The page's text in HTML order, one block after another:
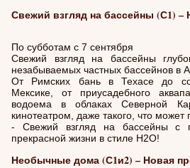
Свежий взгляд на бассейны (С1) –
По субботам с 7 сентября
Свежий взгляд на бассейны
незабываемых частных бассейнов в
От Римских бань в Техасе до
Мексике, от приусадебного
водоема в облаках Северной
кинотеатром, даже такого, что
- Свежий взгляд на бассейны с
прекрасной жизни в стиле H2O!
Необычные дома (С1и2) – Новая